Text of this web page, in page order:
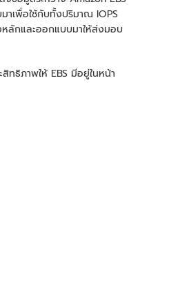
เพื่อใช้กับทั้งปริมาณ IOPS
หลักและออกแบบมาให้ส่งมอบ
ทธิภาพให้ EBS มีอยู่ในหน้า